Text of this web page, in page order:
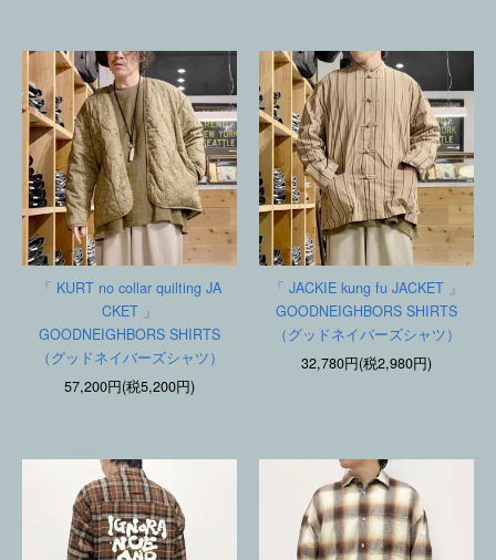
「 KURT no collar quilting JA
CKET 」
GOODNEIGHBORS SHIRTS
（グッドネイバーズシャツ）
57,200円(税5,200円)
「 JACKIE kung fu JACKET 」
GOODNEIGHBORS SHIRTS
（グッドネイバーズシャツ）
32,780円(税2,980円)